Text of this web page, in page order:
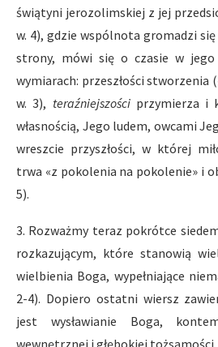
świątyni jerozolimskiej z jej
w. 4), gdzie wspólnota gromadzi
strony, mówi się o czasie w jego
wymiarach: przeszłości stworzenia
w. 3), teraźniejszości przymierza i
własnością, Jego ludem, owcami
wreszcie przyszłości, w której
trwa «z pokolenia na pokolenie» i
5).
3. Rozważmy teraz pokrótce
rozkazującym, które stanowią
wielbienia Boga, wypełniające
2-4). Dopiero ostatni wiersz
jest wysławianie Boga,
wewnętrznej i głębokiej tożsamości.